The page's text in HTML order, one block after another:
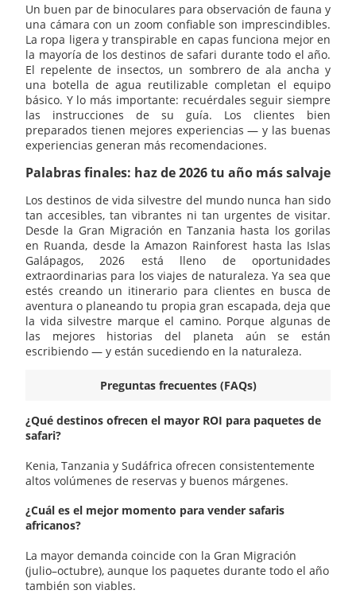
Un buen par de binoculares para observación de fauna y
una cámara con un zoom confiable son imprescindibles.
La ropa ligera y transpirable en capas funciona mejor en
la mayoría de los destinos de safari durante todo el año.
El repelente de insectos, un sombrero de ala ancha y
una botella de agua reutilizable completan el equipo
básico. Y lo más importante: recuérdales seguir siempre
las instrucciones de su guía. Los clientes bien
preparados tienen mejores experiencias — y las buenas
experiencias generan más recomendaciones.
Palabras finales: haz de 2026 tu año más salvaje
Los destinos de vida silvestre del mundo nunca han sido
tan accesibles, tan vibrantes ni tan urgentes de visitar.
Desde la Gran Migración en Tanzania hasta los gorilas
en Ruanda, desde la Amazon Rainforest hasta las Islas
Galápagos, 2026 está lleno de oportunidades
extraordinarias para los viajes de naturaleza. Ya sea que
estés creando un itinerario para clientes en busca de
aventura o planeando tu propia gran escapada, deja que
la vida silvestre marque el camino. Porque algunas de
las mejores historias del planeta aún se están
escribiendo — y están sucediendo en la naturaleza.
Preguntas frecuentes (FAQs)
¿Qué destinos ofrecen el mayor ROI para paquetes de
safari?
Kenia, Tanzania y Sudáfrica ofrecen consistentemente
altos volúmenes de reservas y buenos márgenes.
¿Cuál es el mejor momento para vender safaris
africanos?
La mayor demanda coincide con la Gran Migración
(julio–octubre), aunque los paquetes durante todo el año
también son viables.